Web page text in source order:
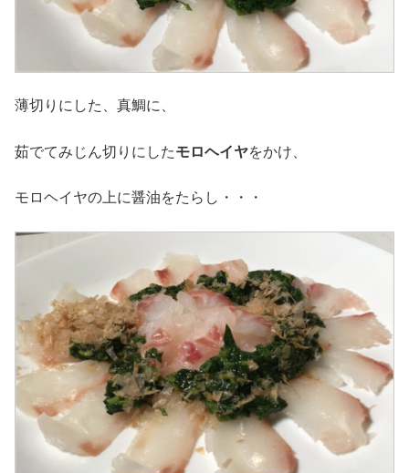
薄切りにした、真鯛に、
茹でてみじん切りにしたモロヘイヤをかけ、
モロヘイヤの上に醤油をたらし・・・